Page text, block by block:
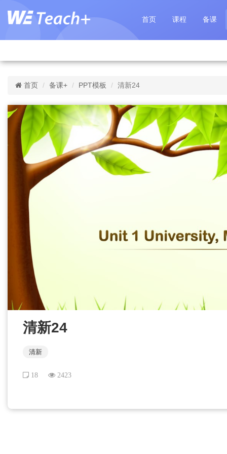
首页 课程 备课
首页 备课+ PPT模板 清新24
清新24
清新
18 2423